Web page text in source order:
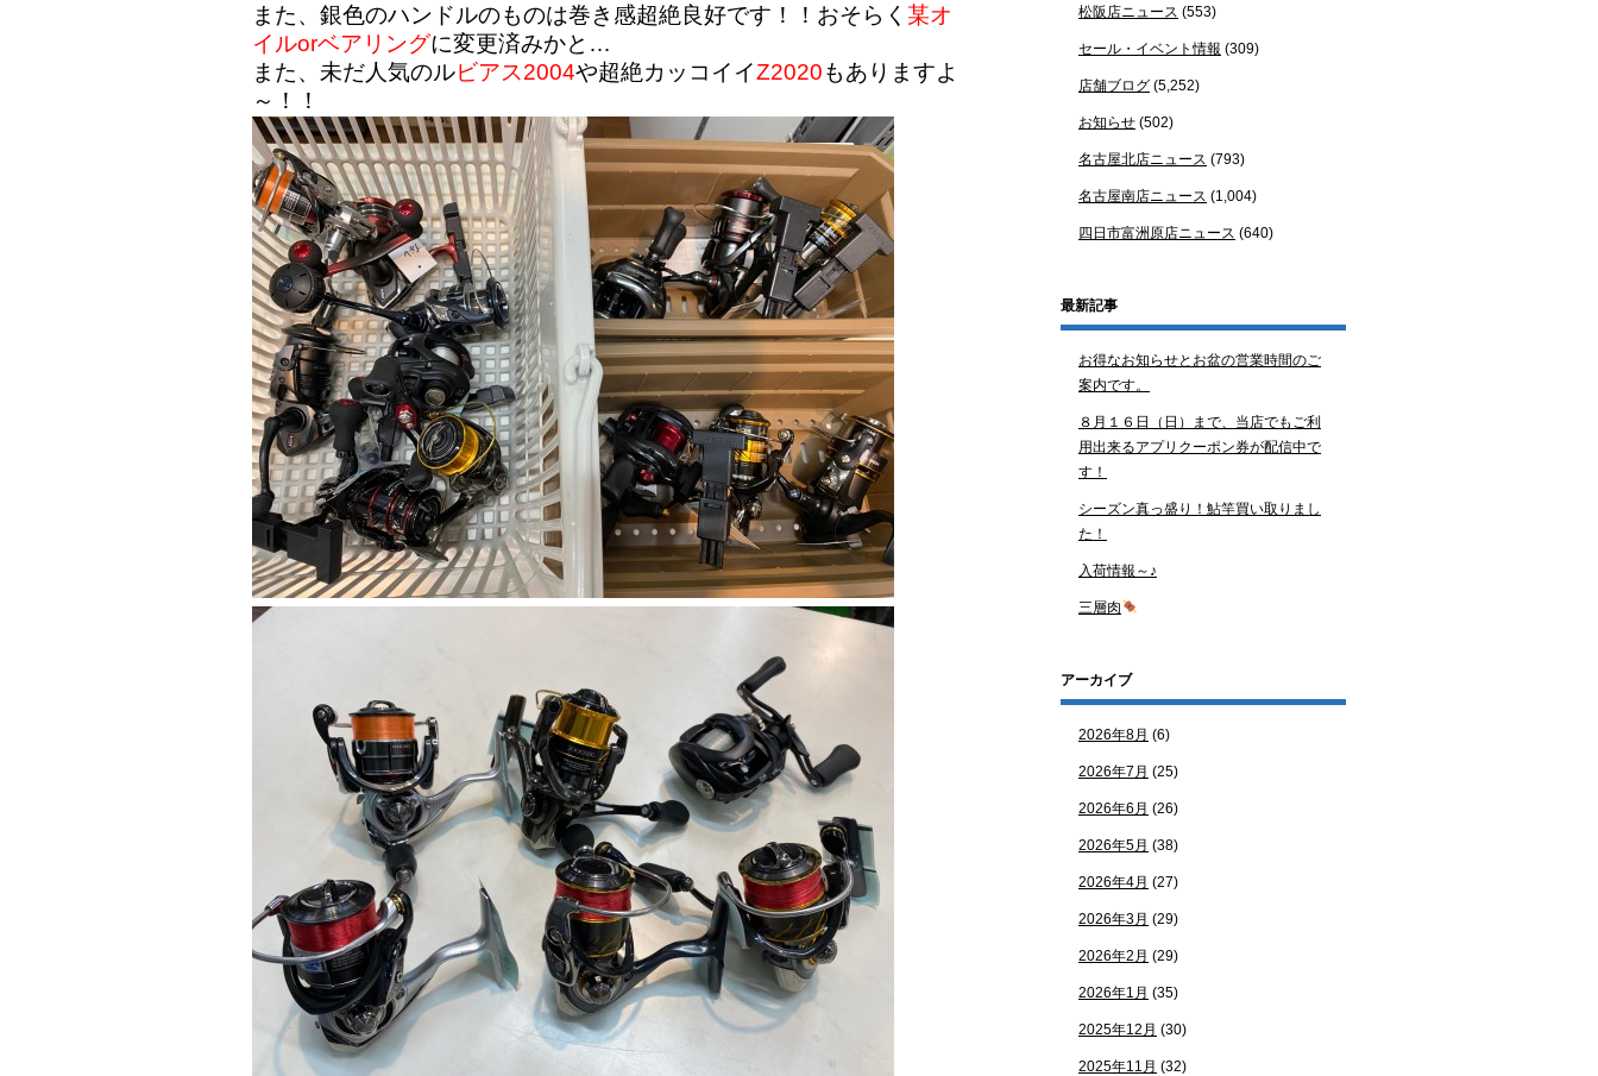
また、銀色のハンドルのものは巻き感超絶良好です！！おそらく 某オ
イルorベアリングに変更済みかと…
また、未だ人気のルビアス2004や超絶カッコイイZ2020もありますよ
～！！
松阪店ニュース (553)
セール・イベント情報 (309)
店舗ブログ (5,252)
お知らせ (502)
名古屋北店ニュース (793)
名古屋南店ニュース (1,004)
四日市富洲原店ニュース (640)
最新記事
お得なお知らせとお盆の営業時間のご
案内です。
８月１６日（日）まで、当店でもご利
用出来るアプリクーポン券が配信中で
す！
シーズン真っ盛り！鮎竿買い取りまし
た！
入荷情報～♪
三層肉
アーカイブ
2026年8月 (6)
2026年7月 (25)
2026年6月 (26)
2026年5月 (38)
2026年4月 (27)
2026年3月 (29)
2026年2月 (29)
2026年1月 (35)
2025年12月 (30)
2025年11月 (32)